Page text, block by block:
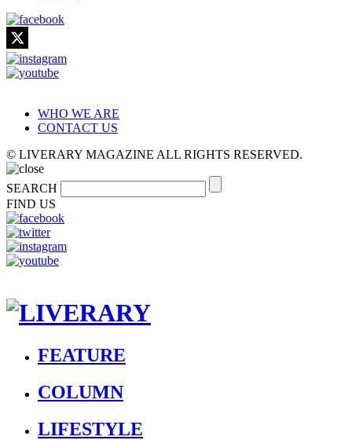
WHO WE ARE
CONTACT US
© LIVERARY MAGAZINE ALL RIGHTS RESERVED.
SEARCH
FIND US
FEATURE
COLUMN
LIFESTYLE